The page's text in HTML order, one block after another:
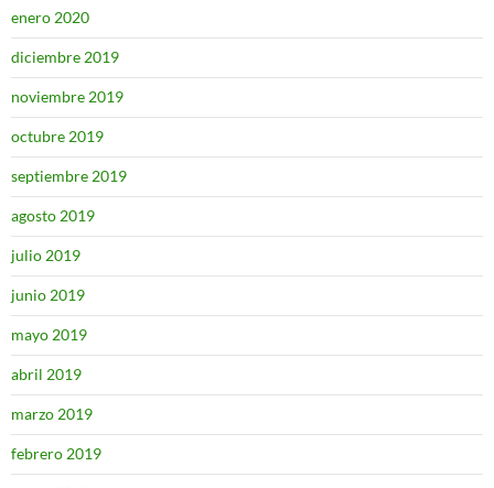
enero 2020
diciembre 2019
noviembre 2019
octubre 2019
septiembre 2019
agosto 2019
julio 2019
junio 2019
mayo 2019
abril 2019
marzo 2019
febrero 2019